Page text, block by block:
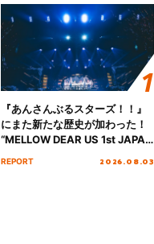
『あんさんぶるスターズ！！』
にまた新たな歴史が加わった！
“MELLOW DEAR US 1st JAPAN
REPORT 2026.08.03